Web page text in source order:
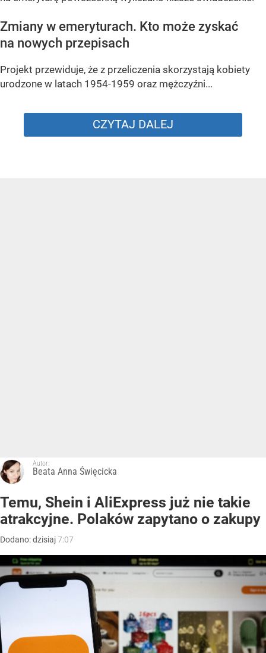
Zmiany w emeryturach. Kto może zyskać
na nowych przepisach
Projekt przewiduje, że z przeliczenia skorzystają kobiety
urodzone w latach 1954-1959 oraz mężczyźni...
CZYTAJ DALEJ
Autor:
Beata Anna Święcicka
Temu, Shein i AliExpress już nie takie
atrakcyjne. Polaków zapytano o zakupy
Dodano:dzisiaj7:07